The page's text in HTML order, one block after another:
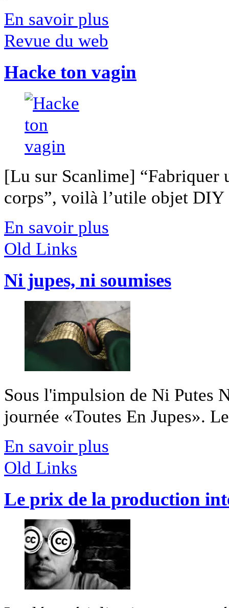
En savoir plus
Revue du web
Hacke ton vagin
[Lu sur Scanlime] “Fabriquer
corps”, voilà l’utile objet
En savoir plus
Old Links
Ni jupes, ni soumises
Sous l'impulsion de Ni Putes
journée «Toutes En Jupes».
En savoir plus
Old Links
Le prix de la production